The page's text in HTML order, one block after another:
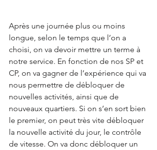
Après une journée plus ou moins
longue, selon le temps que l’on a
choisi, on va devoir mettre un terme à
notre service. En fonction de nos SP et
CP, on va gagner de l’expérience qui va
nous permettre de débloquer de
nouvelles activités, ainsi que de
nouveaux quartiers. Si on s’en sort bien
le premier, on peut très vite débloquer
la nouvelle activité du jour, le contrôle
de vitesse. On va donc débloquer un